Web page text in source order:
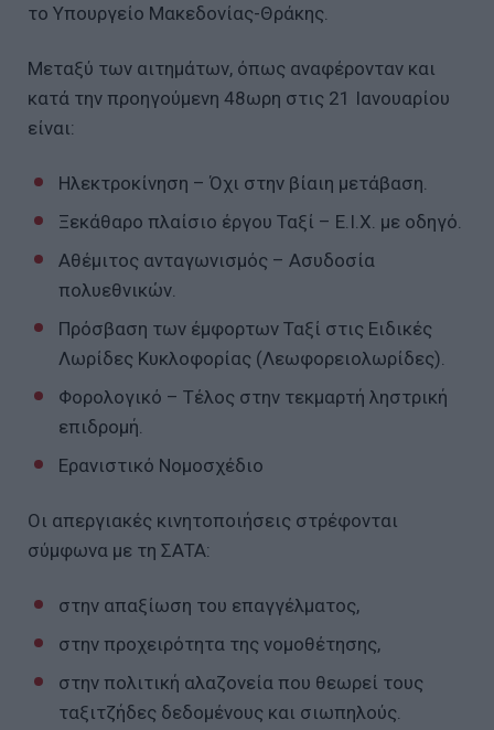
το Υπουργείο Μακεδονίας-Θράκης.
Μεταξύ των αιτημάτων, όπως αναφέρονταν και
κατά την προηγούμενη 48ωρη στις 21 Ιανουαρίου
είναι:
Ηλεκτροκίνηση – Όχι στην βίαιη μετάβαση.
Ξεκάθαρο πλαίσιο έργου Ταξί – Ε.Ι.Χ. με οδηγό.
Αθέμιτος ανταγωνισμός – Ασυδοσία
πολυεθνικών.
Πρόσβαση των έμφορτων Ταξί στις Ειδικές
Λωρίδες Κυκλοφορίας (Λεωφορειολωρίδες).
Φορολογικό – Τέλος στην τεκμαρτή ληστρική
επιδρομή.
Ερανιστικό Νομοσχέδιο
Οι απεργιακές κινητοποιήσεις στρέφονται
σύμφωνα με τη ΣΑΤΑ:
στην απαξίωση του επαγγέλματος,
στην προχειρότητα της νομοθέτησης,
στην πολιτική αλαζονεία που θεωρεί τους
ταξιτζήδες δεδομένους και σιωπηλούς.